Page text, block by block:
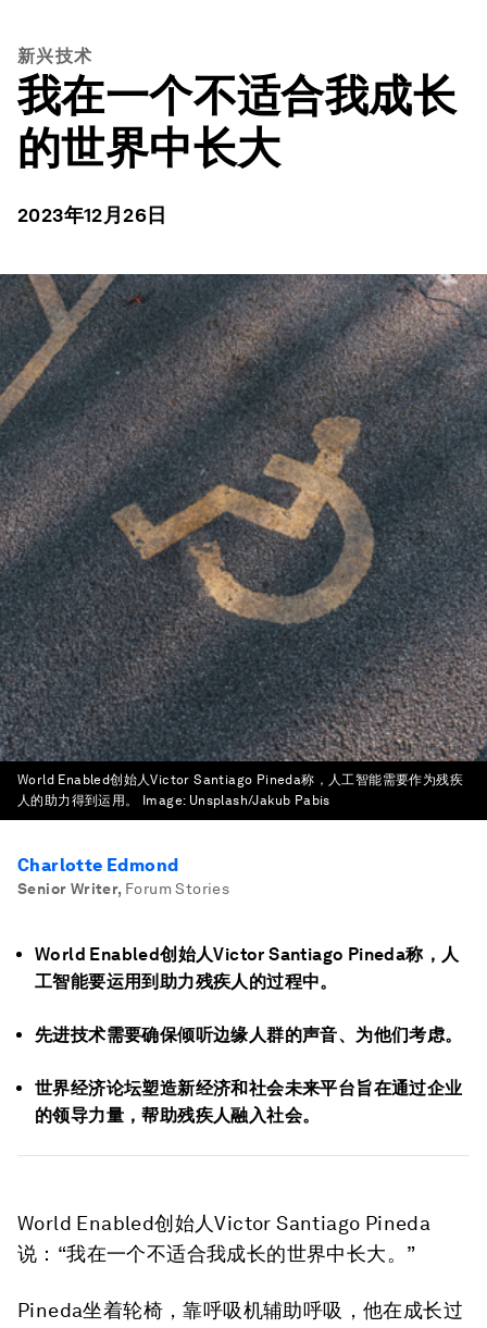
新兴技术
我在一个不适合我成长
的世界中长大
2023年12月26日
World Enabled创始人Victor Santiago Pineda称，人工智能需要作为残疾
人的助力得到运用。
Image: Unsplash/Jakub Pabis
Charlotte Edmond
Senior Writer, Forum Stories
World Enabled创始人Victor Santiago Pineda称，人
工智能要运用到助力残疾人的过程中。
先进技术需要确保倾听边缘人群的声音、为他们考虑。
世界经济论坛塑造新经济和社会未来平台旨在通过企业
的领导力量，帮助残疾人融入社会。
World Enabled创始人Victor Santiago Pineda
说：“我在一个不适合我成长的世界中长大。”
Pineda坐着轮椅，靠呼吸机辅助呼吸，他在成长过